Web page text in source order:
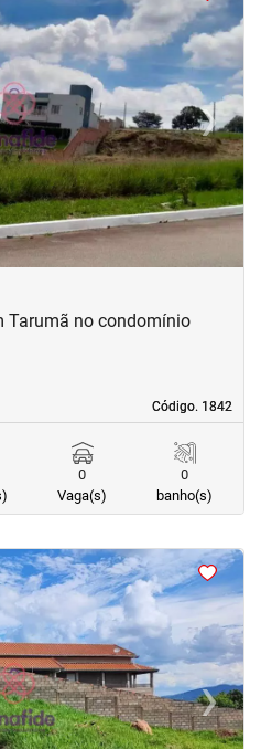
›Next
Código. 1842
Código. 1842
Tarumã no condomínio
0
Vaga(s)
0
banho(s)
›Next